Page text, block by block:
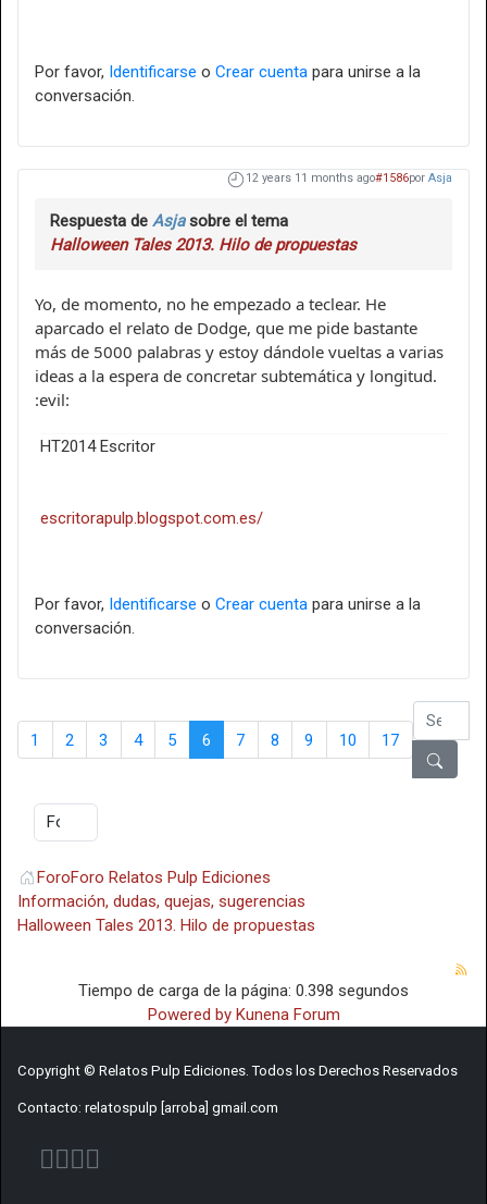
Por favor, Identificarse o Crear cuenta para unirse a la
conversación.
12 years 11 months ago#1586por Asja
Respuesta de Asjasobre el tema
Halloween Tales 2013. Hilo de propuestas
Yo, de momento, no he empezado a teclear. He
aparcado el relato de Dodge, que me pide bastante
más de 5000 palabras y estoy dándole vueltas a varias
ideas a la espera de concretar subtemática y longitud.
:evil:
HT2014 Escritor
escritorapulp.blogspot.com.es/
Por favor, Identificarse o Crear cuenta para unirse a la
conversación.
1 2 3 4 5 6 7 8 9 10 17
ForoForo Relatos Pulp Ediciones
Información, dudas, quejas, sugerencias
Halloween Tales 2013. Hilo de propuestas
Tiempo de carga de la página: 0.398 segundos
Powered by Kunena Forum
Copyright © Relatos Pulp Ediciones. Todos los Derechos Reservados
Contacto: relatospulp [arroba] gmail.com